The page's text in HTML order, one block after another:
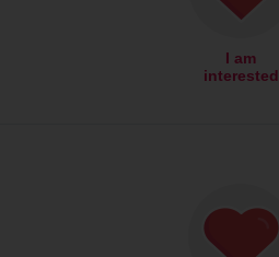
I am
interested